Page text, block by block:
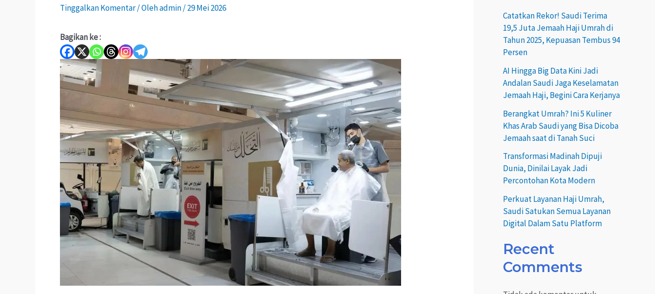
Tinggalkan Komentar/ Olehadmin/29 Mei 2026
Bagikan ke :
Catatkan Rekor! Saudi Terima
19,5 Juta Jemaah Haji Umrah di
Tahun 2025, Kepuasan Tembus 94
Persen
AI Hingga Big Data Kini Jadi
Andalan Saudi Jaga Keselamatan
Jemaah Haji, Begini Cara Kerjanya
Berangkat Umrah? Ini 5 Kuliner
Khas Arab Saudi yang Bisa Dicoba
Jemaah saat di Tanah Suci
Transformasi Madinah Dipuji
Dunia, Dinilai Layak Jadi
Percontohan Kota Modern
Perkuat Layanan Haji Umrah,
Saudi Satukan Semua Layanan
Digital Dalam Satu Platform
Recent
Comments